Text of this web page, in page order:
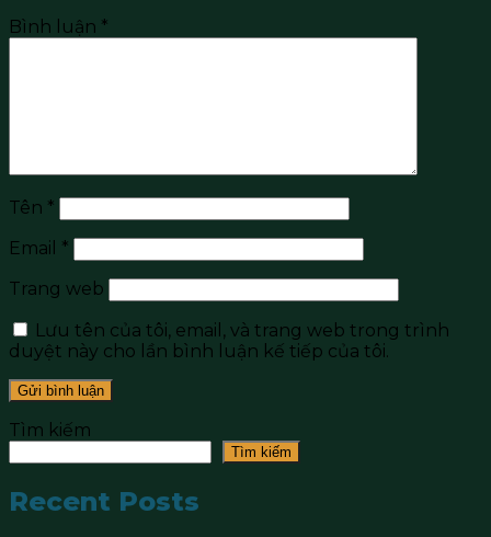
Bình luận *
Tên *
Email
*
Trang web
Lưu tên của tôi, email, và trang web trong trình
duyệt này cho lần bình luận kế tiếp của tôi.
Tìm kiếm
Tìm kiếm
Recent Posts